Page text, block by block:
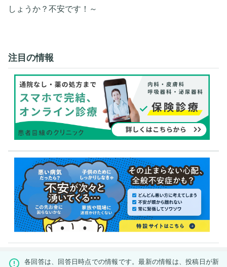
しょうか？不安です！～
注目の情報
各回答は、回答日時点での情報です。最新の情報は、投稿日が新